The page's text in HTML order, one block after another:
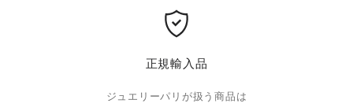
正規輸入品
ジュエリーパリが扱う商品は